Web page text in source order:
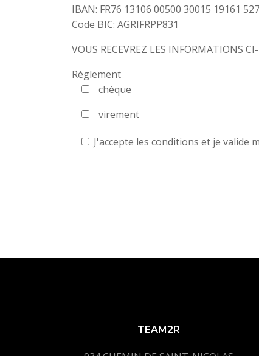
IBAN: FR76 13106 00500 30015 19161 527
Code BIC: AGRIFRPP831
VOUS RECEVREZ LES INFORMATIONS
Règlement
chèque
virement
J'accepte les conditions et je valide
TEAM2R